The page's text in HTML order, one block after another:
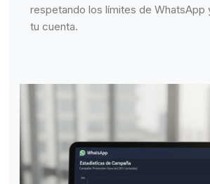
respetando los límites de WhatsApp
tu cuenta.